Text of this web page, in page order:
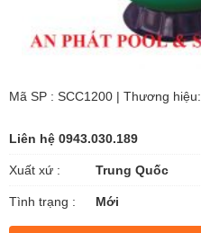
Mã SP : SCC1200 | Thương hiệu:
Liên hệ 0943.030.189
Xuất xứ : Trung Quốc
Tình trạng : Mới